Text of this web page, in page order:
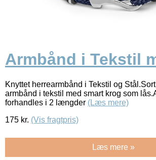
Armbånd i Tekstil
Knyttet herrearmbånd i Tekstil og
armbånd i tekstil med smart krog som
forhandles i 2 længder (Læs mere)
175 kr. (Vis fragtpris)
Læs mere »